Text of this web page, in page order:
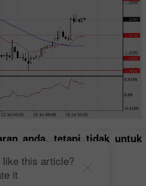
anda, tetapi tidak untuk
like this article?
it